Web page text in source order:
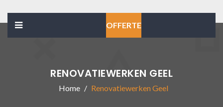
OFFERTE
RENOVATIEWERKEN GEEL
Home Renovatiewerken Geel